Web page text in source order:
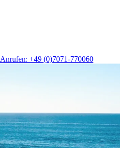
Anrufen: +49 (0)7071-770060